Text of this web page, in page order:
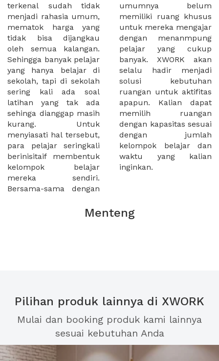
terkenal sudah tidak
menjadi rahasia umum,
mematok harga yang
tidak bisa dijangkau
oleh semua kalangan.
Sehingga banyak pelajar
yang hanya belajar di
sekolah, tapi di sekolah
sering kali ada soal
latihan yang tak ada
sehinga dianggap masih
kurang. Untuk
menyiasati hal tersebut,
para pelajar seringkali
berinisitaif membentuk
kelompok belajar
mereka sendiri.
Bersama-sama dengan
umumnya belum
memiliki ruang khusus
untuk mereka mengajar
dengan menanmpung
pelajar yang cukup
banyak. XWORK akan
selalu hadir menjadi
solusi kebutuhan
ruangan untuk aktifitas
apapun. Kalian dapat
memilih ruangan
dengan kapasitas sesuai
dengan jumlah
kelompok belajar dan
waktu yang kalian
inginkan.
Menteng
Pilihan produk lainnya di XWORK
Mulai dan booking produk kami lainnya
sesuai kebutuhan Anda